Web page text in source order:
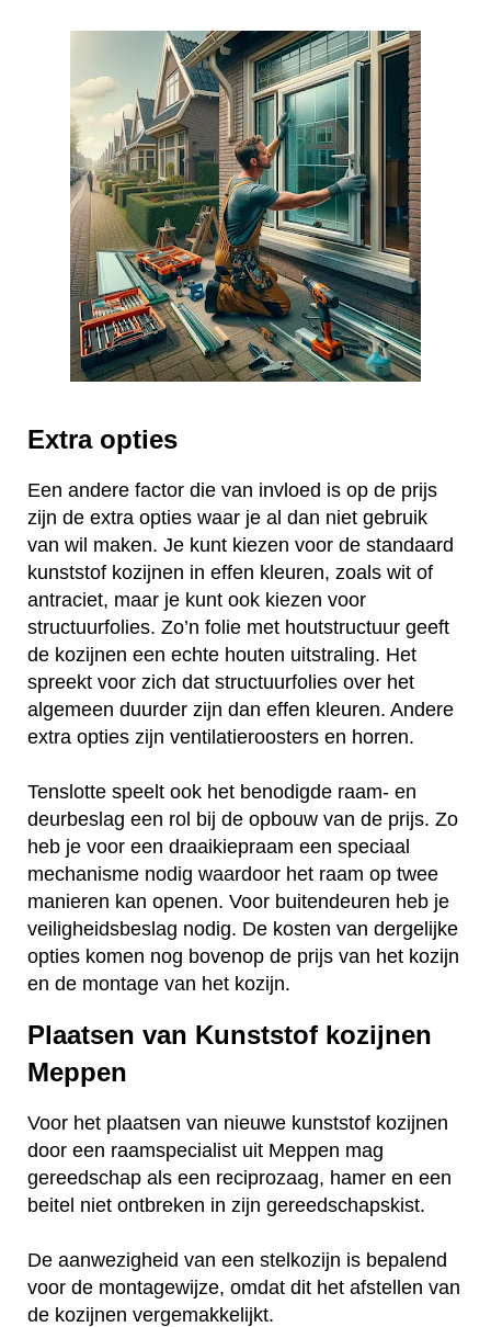
Extra opties
Een andere factor die van invloed is op de prijs
zijn de extra opties waar je al dan niet gebruik
van wil maken. Je kunt kiezen voor de standaard
kunststof kozijnen in effen kleuren, zoals wit of
antraciet, maar je kunt ook kiezen voor
structuurfolies. Zo’n folie met houtstructuur geeft
de kozijnen een echte houten uitstraling. Het
spreekt voor zich dat structuurfolies over het
algemeen duurder zijn dan effen kleuren. Andere
extra opties zijn ventilatieroosters en horren.
Tenslotte speelt ook het benodigde raam- en
deurbeslag een rol bij de opbouw van de prijs. Zo
heb je voor een draaikiepraam een speciaal
mechanisme nodig waardoor het raam op twee
manieren kan openen. Voor buitendeuren heb je
veiligheidsbeslag nodig. De kosten van dergelijke
opties komen nog bovenop de prijs van het kozijn
en de montage van het kozijn.
Plaatsen van Kunststof kozijnen
Meppen
Voor het plaatsen van nieuwe kunststof kozijnen
door een raamspecialist uit Meppen mag
gereedschap als een reciprozaag, hamer en een
beitel niet ontbreken in zijn gereedschapskist.
De aanwezigheid van een stelkozijn is bepalend
voor de montagewijze, omdat dit het afstellen van
de kozijnen vergemakkelijkt.